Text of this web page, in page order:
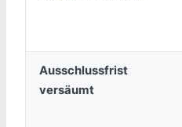
Ausschlussfrist
versäumt